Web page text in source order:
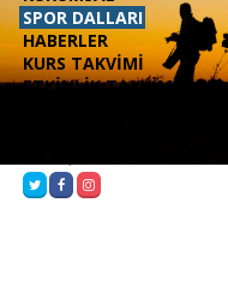
SPOR DALLARI
HABERLER
KURS TAKVİMİ
ETKİNLİK TAKVİMİ